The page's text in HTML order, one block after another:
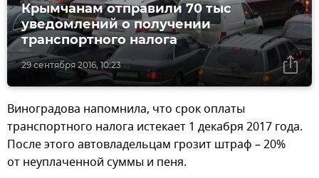
29 сентября 2016, 10:23
Крымчанам отправили 70 тыс
уведомлений о получении
транспортного налога
Виноградова напомнила, что срок оплаты
транспортного налога истекает 1 декабря 2017 года.
После этого автовладельцам грозит штраф – 20%
от неуплаченной суммы и пеня.